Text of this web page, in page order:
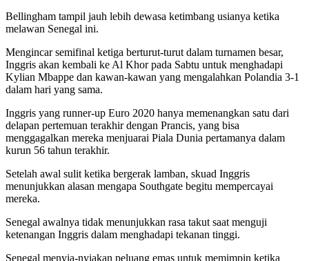
Bellingham tampil jauh lebih dewasa ketimbang usianya ketika
melawan Senegal ini.
Mengincar semifinal ketiga berturut-turut dalam turnamen besar,
Inggris akan kembali ke Al Khor pada Sabtu untuk menghadapi
Kylian Mbappe dan kawan-kawan yang mengalahkan Polandia 3-1
dalam hari yang sama.
Inggris yang runner-up Euro 2020 hanya memenangkan satu dari
delapan pertemuan terakhir dengan Prancis, yang bisa
menggagalkan mereka menjuarai Piala Dunia pertamanya dalam
kurun 56 tahun terakhir.
Setelah awal sulit ketika bergerak lamban, skuad Inggris
menunjukkan alasan mengapa Southgate begitu mempercayai
mereka.
Senegal awalnya tidak menunjukkan rasa takut saat menguji
ketenangan Inggris dalam menghadapi tekanan tinggi.
Senegal menyia-nyiakan peluang emas untuk memimpin ketika